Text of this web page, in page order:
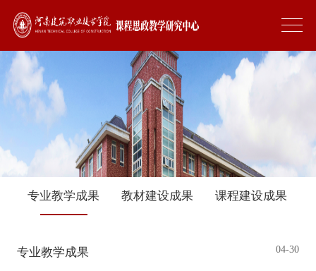
专业教学成果 教材建设成果 课程建设成果
专业教学成果 04-30